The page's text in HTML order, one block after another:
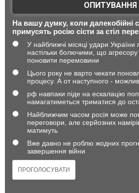
ОПИТУВАННЯ
На вашу думку, коли далекобійні
примусять росію сісти за стіл
У найближчі місяці удари України
настільки болючими, що агресору
поновити перемовини
Цього року не варто чекати
процесу. А от наступного -
рф навпаки піде на ескалацію
намагатиметься триматися до
Найближчим часом росія може
переговори, але серйозних
матимуть
Вже давно не роблю жодних
завершення війни